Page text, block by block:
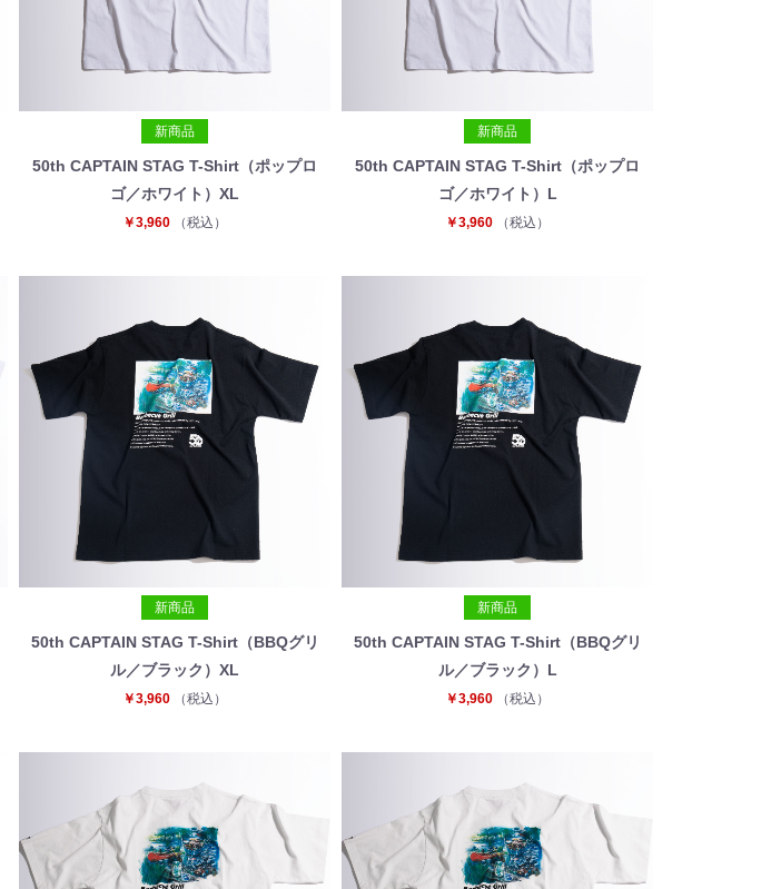
新商品
50th CAPTAIN STAG T-Shirt（ポップロ
ゴ／ホワイト）XL
￥3,960 （税込）
新商品
50th CAPTAIN STAG T-Shirt（ポップロ
ゴ／ホワイト）L
￥3,960 （税込）
新商品
50th CAPTAIN STAG T-Shirt（BBQグリ
ル／ブラック）XL
￥3,960 （税込）
新商品
50th CAPTAIN STAG T-Shirt（BBQグリ
ル／ブラック）L
￥3,960 （税込）